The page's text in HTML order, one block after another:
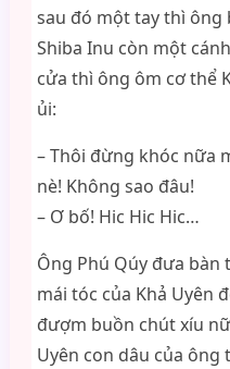
sau đó một tay thì ông
Shiba Inu còn một
cửa thì ông ôm cơ thể
ủi:
– Thôi đừng khóc nữa
nè! Không sao đâu!
– Ơ bố! Hic Hic Hic…
Ông Phú Qúy đưa bàn
mái tóc của Khả Uyên
đượm buồn chút xíu
Uyên con dâu của